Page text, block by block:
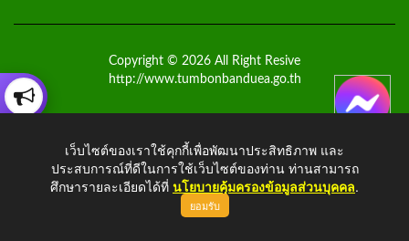
Copyright © 2026 All Right Resive
http://www.tumbonbanduea.go.th
เว็บไซต์ของเราใช้คุกกี้เพื่อพัฒนาประสิทธิภาพ และ
ประสบการณ์ที่ดีในการใช้เว็บไซต์ของท่าน ท่านสามารถ
ศึกษารายละเอียดได้ที่ นโยบายคุ้มครองข้อมูลส่วนบุคคล.
ยอมรับ